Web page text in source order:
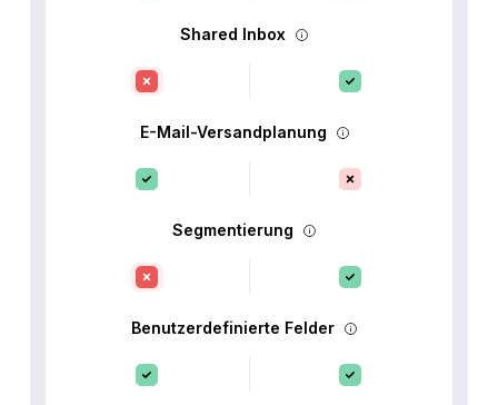
Shared Inbox
E-Mail-Versandplanung
Segmentierung
Benutzerdefinierte Felder